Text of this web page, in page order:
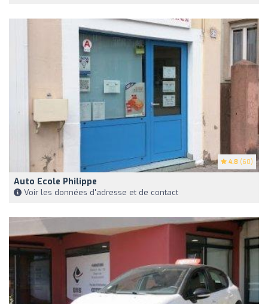
4.8 (60)
Auto Ecole Philippe
Voir les données d'adresse et de contact